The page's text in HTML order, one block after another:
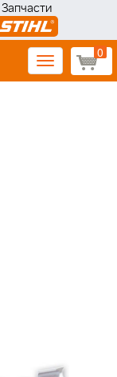
Запчасти
0
Toggle
navigation